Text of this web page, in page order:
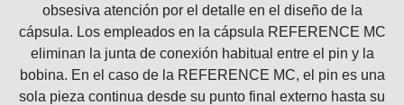
obsesiva atención por el detalle en el diseño de la
cápsula. Los empleados en la cápsula REFERENCE MC
eliminan la junta de conexión habitual entre el pin y la
bobina. En el caso de la REFERENCE MC, el pin es una
sola pieza continua desde su punto final externo hasta su